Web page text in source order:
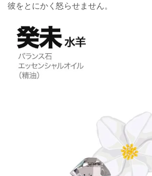
彼をとにかく怒らせません。